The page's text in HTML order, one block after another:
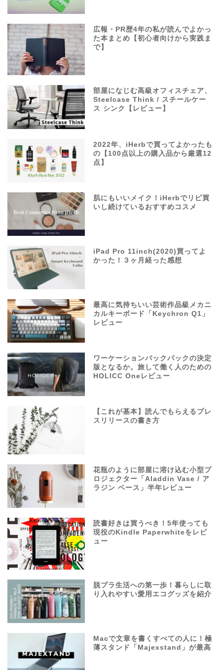
広報・PR歴4年の私が読んでよかっ
た本まとめ【初心者向けから実践ま
で】
部屋になじむ高級オフィスチェア、
Steelcase Think / スチールケー
ス シンク【レビュー】
2022年、iHerbで買ってよかったも
の【100点以上の購入品から厳選12
点】
肌にもいいメイク！iHerbでリピ買
いし続けているおすすめコスメ
iPad Pro 11inch(2020)買ってよ
かった！３ヶ月経った感想
最高に気持ちいい芸術作品級メカニ
カルキーボード「Keychron Q1」
レビュー
ワーケーションバックパックの決定
版となるか。旅して働く人のための
HOLICC Oneレビュー
【これが基本】読んでもらえるプレ
スリリースの書き方
花瓶のように部屋に溶け込む小型プ
ロジェクター「Aladdin Vase / ア
ラジン ベース」半年レビュー
読書好きは買うべき！5年使っても
現役のKindle Paperwhiteをレビ
ュー
脱プラ生活への第一歩！暮らしに取
り入れやすい愛用エコグッズを紹介
Macで文章を書くすべての人に！極
薄スタンド「Majexstand」が最高